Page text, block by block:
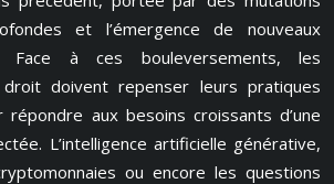
et l’émergence de nouveaux
Face à ces bouleversements, les
doivent repenser leurs pratiques
répondre aux besoins croissants d’une
L’intelligence artificielle générative,
ou encore les questions